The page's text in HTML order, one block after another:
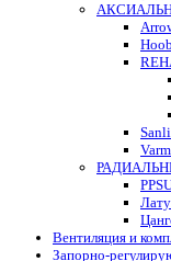
Вентиляция и
Запорно-